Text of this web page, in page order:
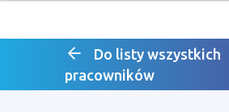
Do listy wszystkich
pracowników